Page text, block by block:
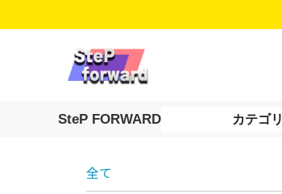
SteP FORWARD カテゴリ
全て